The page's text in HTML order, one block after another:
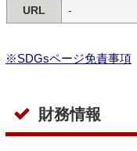
URL -
※SDGsページ免責事項
財務情報